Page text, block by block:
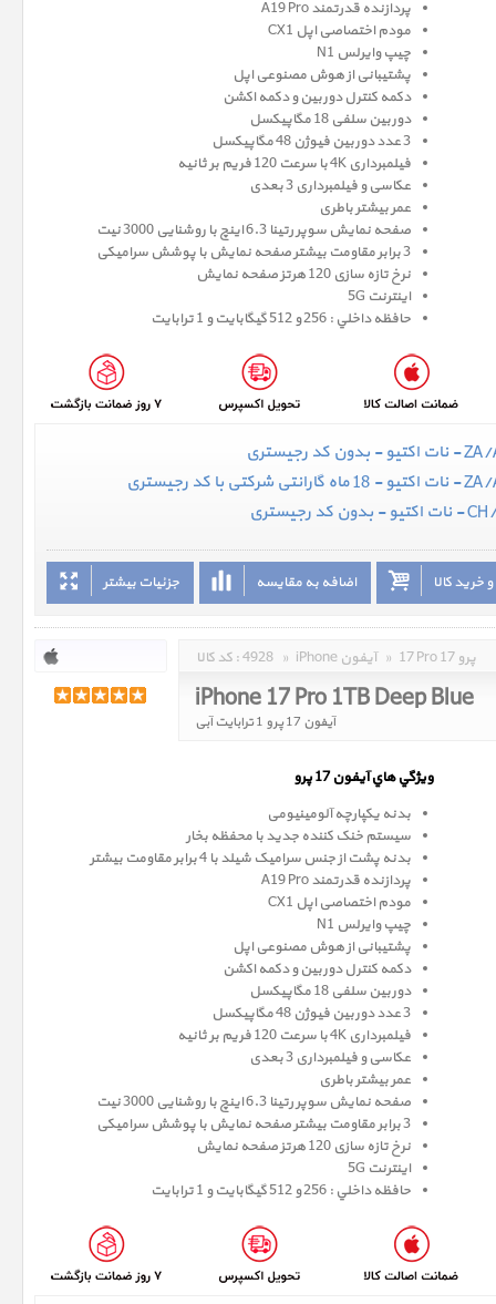
پردازنده قدرتمند A19 Pro
مودم اختصاصی اپل CX1
چیپ وایرلس N1
پشتیبانی از هوش مصنوعی اپل
دکمه کنترل دوربین و دکمه اکشن
دوربین سلفی 18 مگاپیکسل
3 عدد دوربین فیوژن 48 مگاپیکسل
فیلمبرداری 4K با سرعت 120 فریم بر ثانیه
عکاسی و فیلمبرداری 3 بعدی
عمر بیشتر باطری
صفحه نمايش سوپر رتينا 6.3 اينچ با روشنایی 3000 نیت
3 برابر مقاومت بیشتر صفحه نمایش با پوشش سرامیکی
نرخ تازه سازی 120 هرتز صفحه نمایش
اینترنت 5G
حافظه داخلي : 256 و 512 گيگابايت و 1 ترابایت
جزئیات بیشتر اضافه به مقایسه خرید کالا
کد کالا : 4928 » iPhone آیفون » 17 Pro 17 پرو
iPhone 17 Pro 1TB Deep Blue
آیفون 17 پرو 1 ترابایت آبی
ويژگي هاي آيفون 17 پرو
بدنه یکپارچه آلومینیومی
سیستم خنک کننده جدید با محفظه بخار
بدنه پشت از جنس سرامیک شیلد با 4 برابر مقاومت بیشتر
پردازنده قدرتمند A19 Pro
مودم اختصاصی اپل CX1
چیپ وایرلس N1
پشتیبانی از هوش مصنوعی اپل
دکمه کنترل دوربین و دکمه اکشن
دوربین سلفی 18 مگاپیکسل
3 عدد دوربین فیوژن 48 مگاپیکسل
فیلمبرداری 4K با سرعت 120 فریم بر ثانیه
عکاسی و فیلمبرداری 3 بعدی
عمر بیشتر باطری
صفحه نمايش سوپر رتينا 6.3 اينچ با روشنایی 3000 نیت
3 برابر مقاومت بیشتر صفحه نمایش با پوشش سرامیکی
نرخ تازه سازی 120 هرتز صفحه نمایش
اینترنت 5G
حافظه داخلي : 256 و 512 گيگابايت و 1 ترابایت